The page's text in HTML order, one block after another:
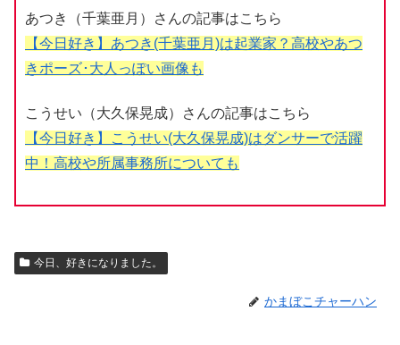
あつき（千葉亜月）さんの記事はこちら
【今日好き】あつき(千葉亜月)は起業家？高校やあつ
きポーズ･大人っぽい画像も
こうせい（大久保晃成）さんの記事はこちら
【今日好き】こうせい(大久保晃成)はダンサーで活躍
中！高校や所属事務所についても
今日、好きになりました。
かまぼこチャーハン